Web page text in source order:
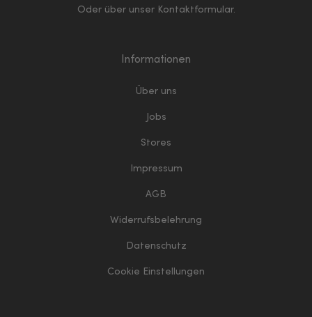
Oder über unser Kontaktformular.
Informationen
Über uns
Jobs
Stores
Impressum
AGB
Widerrufsbelehrung
Datenschutz
Cookie Einstellungen